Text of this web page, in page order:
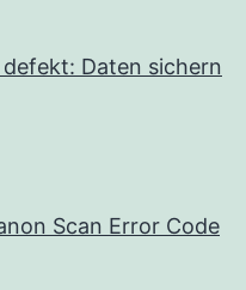
Daten sichern
Scan Error Code